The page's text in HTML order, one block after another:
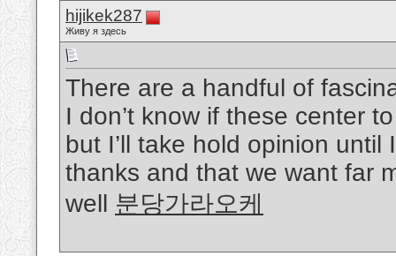
hijikek287
Живу я здесь
There are a handful of
I don’t know if these center
but I’ll take hold opinion
thanks and that we want far
well 분당가라오케